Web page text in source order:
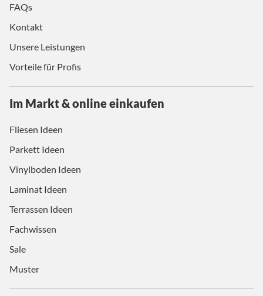
FAQs
Kontakt
Unsere Leistungen
Vorteile für Profis
Im Markt & online einkaufen
Fliesen Ideen
Parkett Ideen
Vinylboden Ideen
Laminat Ideen
Terrassen Ideen
Fachwissen
Sale
Muster